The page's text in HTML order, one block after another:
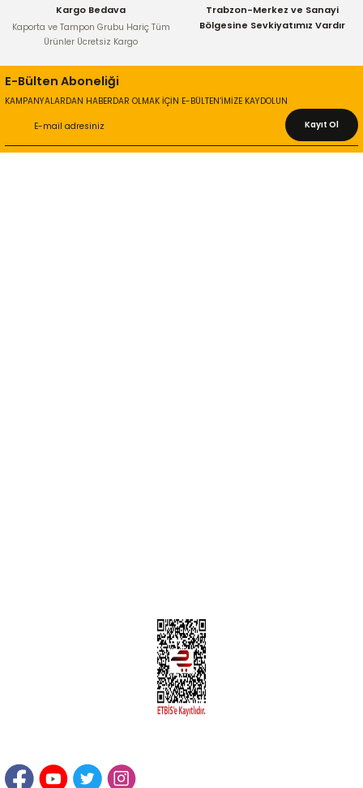
Kargo Bedava
Kaporta ve Tampon Grubu Hariç Tüm
Ürünler Ücretsiz Kargo
Trabzon-Merkez ve Sanayi
Bölgesine Sevkiyatımız Vardır
E-Bülten Aboneliği
KAMPANYALARDAN HABERDAR OLMAK İÇİN E-BÜLTEN’İMİZE KAYDOLUN
Kayıt Ol